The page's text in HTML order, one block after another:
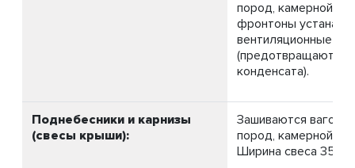
пород, камерной
фронтоны
вентиляционные
(предотвращают
конденсата).
Поднебесники и карнизы
(свесы крыши):
Зашиваются
пород, камерной
Ширина свеса 350-